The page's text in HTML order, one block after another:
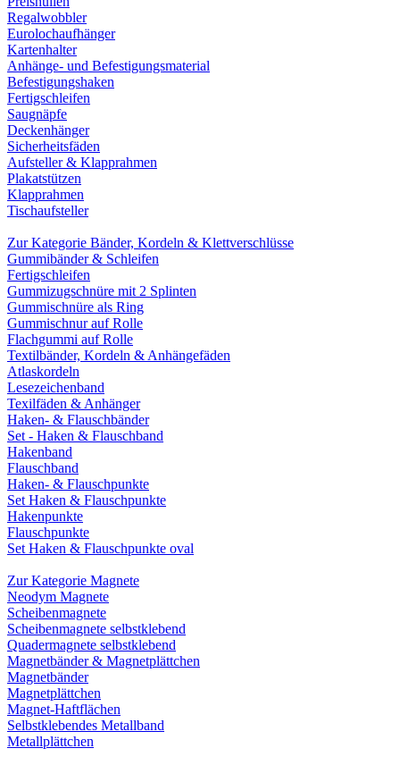
Regalwobbler
Eurolochaufhänger
Kartenhalter
Anhänge- und Befestigungsmaterial
Befestigungshaken
Fertigschleifen
Saugnäpfe
Deckenhänger
Sicherheitsfäden
Aufsteller & Klapprahmen
Plakatstützen
Klapprahmen
Tischaufsteller
Zur Kategorie Bänder, Kordeln & Klettverschlüsse
Gummibänder & Schleifen
Fertigschleifen
Gummizugschnüre mit 2 Splinten
Gummischnüre als Ring
Gummischnur auf Rolle
Flachgummi auf Rolle
Textilbänder, Kordeln & Anhängefäden
Atlaskordeln
Lesezeichenband
Texilfäden & Anhänger
Haken- & Flauschbänder
Set - Haken & Flauschband
Hakenband
Flauschband
Haken- & Flauschpunkte
Set Haken & Flauschpunkte
Hakenpunkte
Flauschpunkte
Set Haken & Flauschpunkte oval
Zur Kategorie Magnete
Neodym Magnete
Scheibenmagnete
Scheibenmagnete selbstklebend
Quadermagnete selbstklebend
Magnetbänder & Magnetplättchen
Magnetbänder
Magnetplättchen
Magnet-Haftflächen
Selbstklebendes Metallband
Metallplättchen